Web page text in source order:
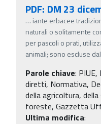
PDF: DM 23
… iante erbacee
naturali o solitamente
per pascoli o prati,
animali; sono escluse
Parole chiave: PIUE,
diretti, Normativa,
della agricoltura,
foreste, Gazzetta
Ultima modifica: